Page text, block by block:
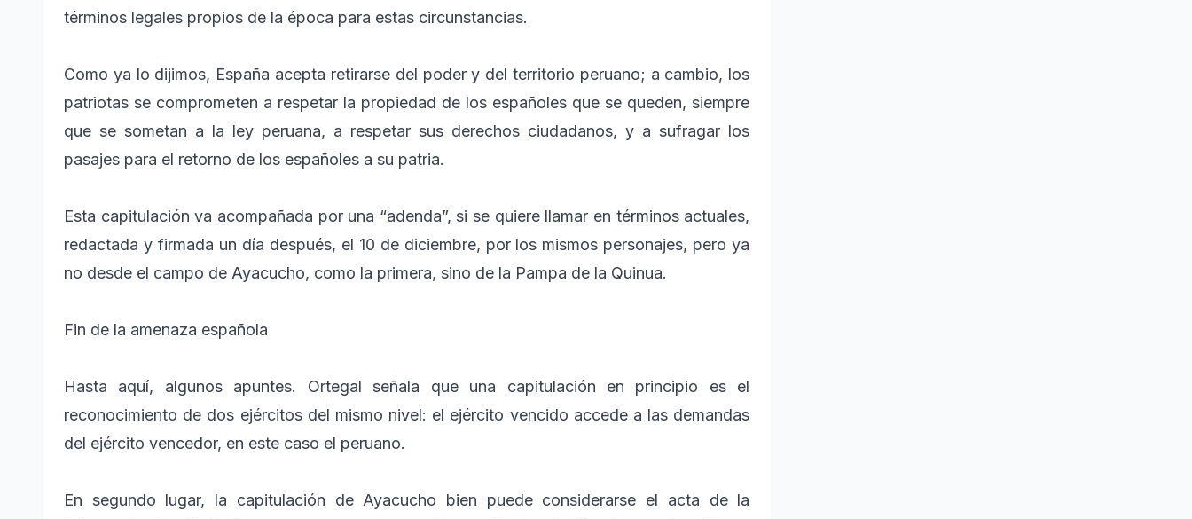
términos legales propios de la época para estas circunstancias.
Como ya lo dijimos, España acepta retirarse del poder y del territorio peruano; a cambio, los
patriotas se comprometen a respetar la propiedad de los españoles que se queden, siempre
que se sometan a la ley peruana, a respetar sus derechos ciudadanos, y a sufragar los
pasajes para el retorno de los españoles a su patria.
Esta capitulación va acompañada por una “adenda”, si se quiere llamar en términos actuales,
redactada y firmada un día después, el 10 de diciembre, por los mismos personajes, pero ya
no desde el campo de Ayacucho, como la primera, sino de la Pampa de la Quinua.
Fin de la amenaza española
Hasta aquí, algunos apuntes. Ortegal señala que una capitulación en principio es el
reconocimiento de dos ejércitos del mismo nivel: el ejército vencido accede a las demandas
del ejército vencedor, en este caso el peruano.
En segundo lugar, la capitulación de Ayacucho bien puede considerarse el acta de la